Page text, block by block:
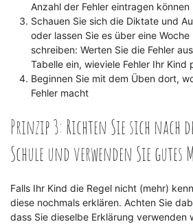
Anzahl der Fehler eintragen können
Schauen Sie sich die Diktate und
oder lassen Sie es über eine
schreiben: Werten Sie die Fehler
Tabelle ein, wieviele Fehler Ihr
Beginnen Sie mit dem Üben dort,
Fehler macht
Prinzip 3: Richten Sie sich nach
Schule und verwenden Sie gutes
Falls Ihr Kind die Regel nicht (mehr)
diese nochmals erklären. Achten Sie
dass Sie dieselbe Erklärung verwenden